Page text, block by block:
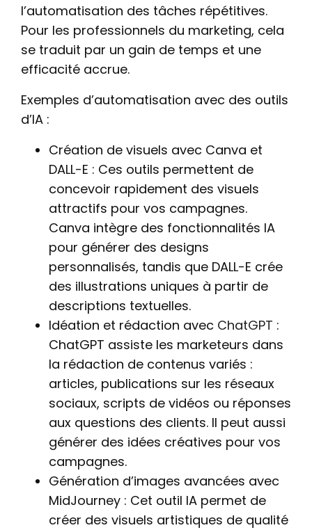
l’automatisation des tâches répétitives.
Pour les professionnels du marketing, cela
se traduit par un gain de temps et une
efficacité accrue.
Exemples d’automatisation avec des outils
d’IA :
Création de visuels avec Canva et
DALL-E : Ces outils permettent de
concevoir rapidement des visuels
attractifs pour vos campagnes.
Canva intègre des fonctionnalités IA
pour générer des designs
personnalisés, tandis que DALL-E crée
des illustrations uniques à partir de
descriptions textuelles.
Idéation et rédaction avec ChatGPT :
ChatGPT assiste les marketeurs dans
la rédaction de contenus variés :
articles, publications sur les réseaux
sociaux, scripts de vidéos ou réponses
aux questions des clients. Il peut aussi
générer des idées créatives pour vos
campagnes.
Génération d’images avancées avec
MidJourney : Cet outil IA permet de
créer des visuels artistiques de qualité